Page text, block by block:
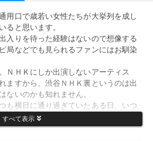
用口で歳若い女性たちが大挙列を成し
ると思います。
入りを待った経験はないので想像する
局などでも見られるファンにはお馴染
ＮＨＫにしか出演しないアーティス
ますから、渋谷ＮＨＫ裏というのは出
ないのかも知れません。
も横目に通り過ぎていたある日、いつ
出くわしました。平日です、きっとXX
う。そして、誰目当てかは知りません
すべて表示